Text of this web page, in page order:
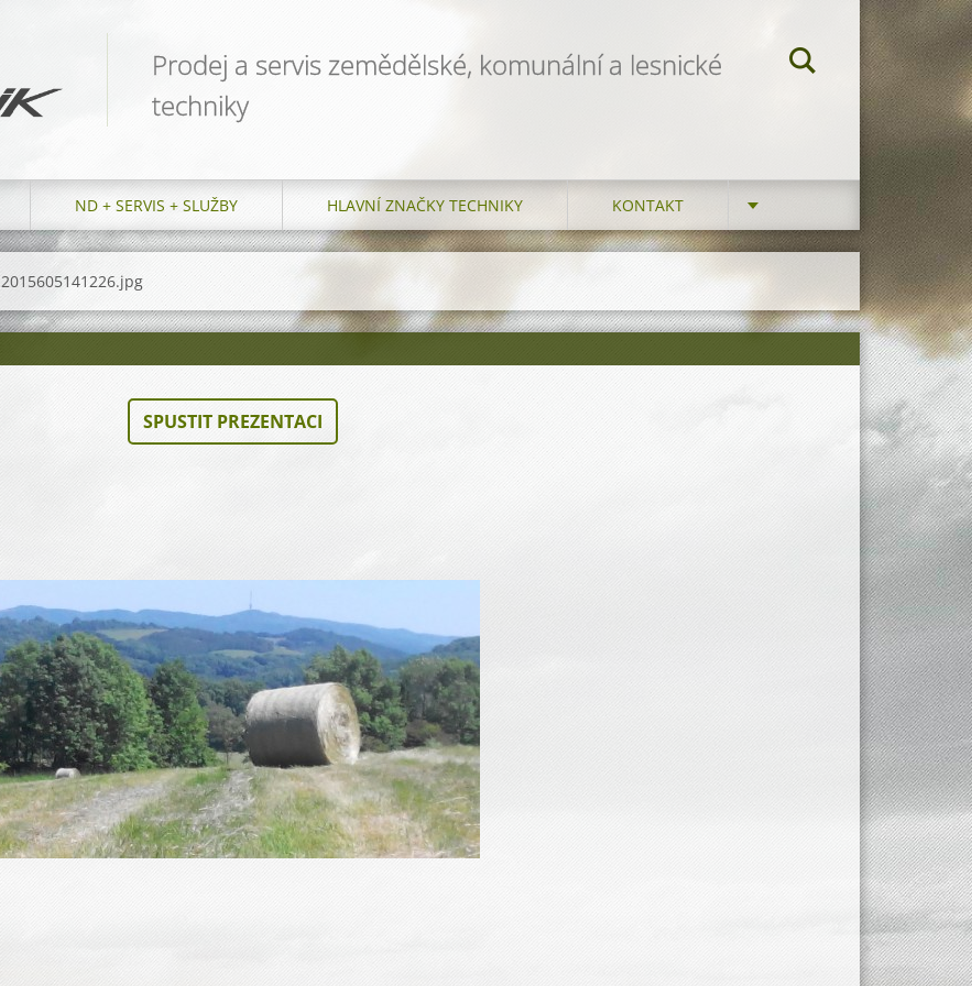
Prodej a servis zemědělské, komunální a lesnické
techniky
ND + SERVIS + SLUŽBY HLAVNÍ ZNAČKY TECHNIKY KONTAKT
2015605141226.jpg
SPUSTIT PREZENTACI